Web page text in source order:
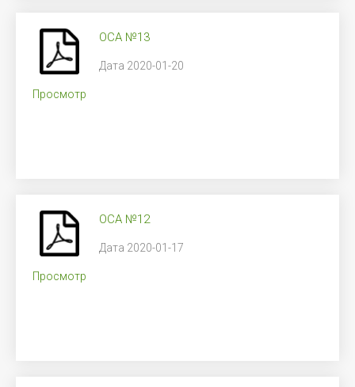
Просмотр
ОСА №13
Дата 2020-01-20
Просмотр
ОСА №12
Дата 2020-01-17